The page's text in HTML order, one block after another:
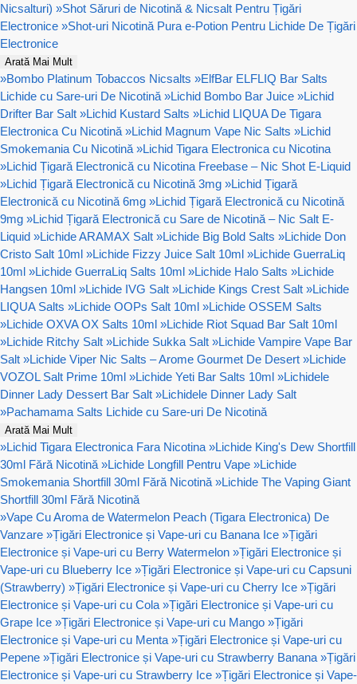
Nicsalturi) »Shot Săruri de Nicotină & Nicsalt Pentru Țigări
Electronice »Shot-uri Nicotină Pura e-Potion Pentru Lichide De Țigări
Electronice
Arată Mai Mult
»Bombo Platinum Tobaccos Nicsalts »ElfBar ELFLIQ Bar Salts
Lichide cu Sare-uri De Nicotină »Lichid Bombo Bar Juice »Lichid
Drifter Bar Salt »Lichid Kustard Salts »Lichid LIQUA De Tigara
Electronica Cu Nicotină »Lichid Magnum Vape Nic Salts »Lichid
Smokemania Cu Nicotină »Lichid Tigara Electronica cu Nicotina
»Lichid Țigară Electronică cu Nicotina Freebase – Nic Shot E-Liquid
»Lichid Țigară Electronică cu Nicotină 3mg »Lichid Țigară
Electronică cu Nicotină 6mg »Lichid Țigară Electronică cu Nicotină
9mg »Lichid Țigară Electronică cu Sare de Nicotină – Nic Salt E-
Liquid »Lichide ARAMAX Salt »Lichide Big Bold Salts »Lichide Don
Cristo Salt 10ml »Lichide Fizzy Juice Salt 10ml »Lichide GuerraLiq
10ml »Lichide GuerraLiq Salts 10ml »Lichide Halo Salts »Lichide
Hangsen 10ml »Lichide IVG Salt »Lichide Kings Crest Salt »Lichide
LIQUA Salts »Lichide OOPs Salt 10ml »Lichide OSSEM Salts
»Lichide OXVA OX Salts 10ml »Lichide Riot Squad Bar Salt 10ml
»Lichide Ritchy Salt »Lichide Sukka Salt »Lichide Vampire Vape Bar
Salt »Lichide Viper Nic Salts – Arome Gourmet De Desert »Lichide
VOZOL Salt Prime 10ml »Lichide Yeti Bar Salts 10ml »Lichidele
Dinner Lady Dessert Bar Salt »Lichidele Dinner Lady Salt
»Pachamama Salts Lichide cu Sare-uri De Nicotină
Arată Mai Mult
»Lichid Tigara Electronica Fara Nicotina »Lichide King's Dew Shortfill
30ml Fără Nicotină »Lichide Longfill Pentru Vape »Lichide
Smokemania Shortfill 30ml Fără Nicotină »Lichide The Vaping Giant
Shortfill 30ml Fără Nicotină
»Vape Cu Aroma de Watermelon Peach (Tigara Electronica) De
Vanzare »Țigări Electronice și Vape-uri cu Banana Ice »Țigări
Electronice și Vape-uri cu Berry Watermelon »Țigări Electronice și
Vape-uri cu Blueberry Ice »Țigări Electronice și Vape-uri cu Capsuni
(Strawberry) »Țigări Electronice și Vape-uri cu Cherry Ice »Țigări
Electronice și Vape-uri cu Cola »Țigări Electronice și Vape-uri cu
Grape Ice »Țigări Electronice și Vape-uri cu Mango »Țigări
Electronice și Vape-uri cu Menta »Țigări Electronice și Vape-uri cu
Pepene »Țigări Electronice și Vape-uri cu Strawberry Banana »Țigări
Electronice și Vape-uri cu Strawberry Ice »Țigări Electronice și Vape-